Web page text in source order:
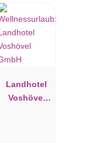
Landhotel
Voshövel